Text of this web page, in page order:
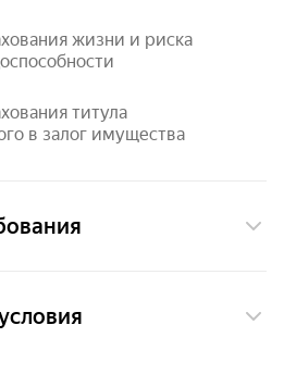
в залог имущества